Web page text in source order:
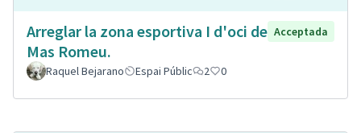
Arreglar la zona esportiva I d'oci de
Mas Romeu.
Acceptada
Raquel Bejarano Espai Públic 2 0